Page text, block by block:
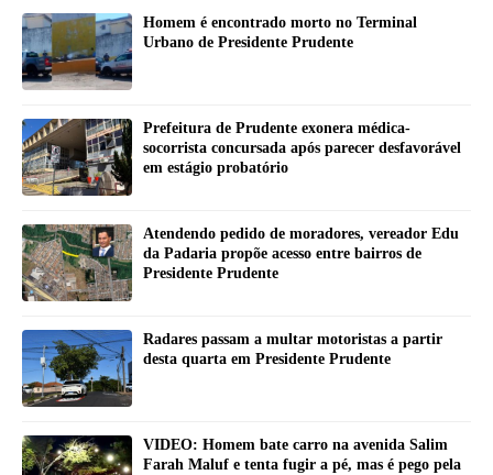
Homem é encontrado morto no Terminal
Urbano de Presidente Prudente
Prefeitura de Prudente exonera médica-
socorrista concursada após parecer desfavorável
em estágio probatório
Atendendo pedido de moradores, vereador Edu
da Padaria propõe acesso entre bairros de
Presidente Prudente
Radares passam a multar motoristas a partir
desta quarta em Presidente Prudente
VIDEO: Homem bate carro na avenida Salim
Farah Maluf e tenta fugir a pé, mas é pego pela